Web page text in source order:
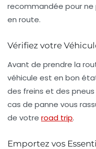
recommandée pour ne
en route.
Vérifiez votre
Avant de prendre la
véhicule est en bon
des freins et des
cas de panne vous
de votre road trip.
Emportez vos